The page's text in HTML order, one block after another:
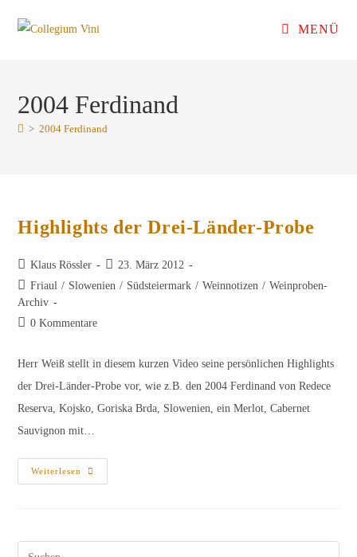
Inhalt
MENÜ
2004 Ferdinand
> 2004 Ferdinand
Highlights der Drei-Länder-Probe
Beitrags-
Autor:
Klaus Rössler
Beitrag
veröffentlicht:
23. März 2012
Beitrags-
Kategorie:
Friaul / Slowenien / Südsteiermark / Weinnotizen / Weinproben-
Archiv
Beitrags-
0 Kommentare
Herr Weiß stellt in diesem kurzen Video seine persönlichen Highlights
der Drei-Länder-Probe vor, wie z.B. den 2004 Ferdinand von Redece
Reserva, Kojsko, Goriska Brda, Slowenien, ein Merlot, Cabernet
Sauvignon mit…
Weiterlesen
Highlights
Der